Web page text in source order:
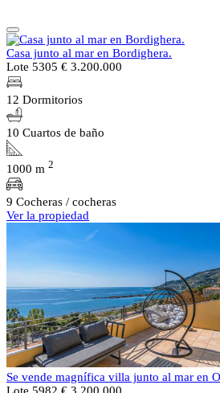
Casa junto al mar en Bordighera.
Lote 5305 € 3.200.000
12 Dormitorios
10 Cuartos de baño
1000 m 2
9 Cocheras / cocheras
Ver la propiedad
Se vende magnífica villa junto al mar en